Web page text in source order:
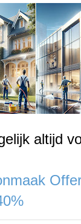
altijd